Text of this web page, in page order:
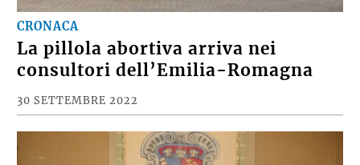
CRONACA
La pillola abortiva arriva nei
consultori dell’Emilia-Romagna
30 SETTEMBRE 2022